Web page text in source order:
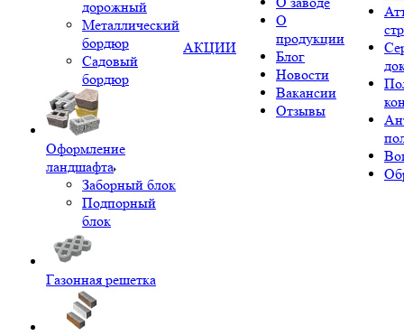
дорожный
Металлический
бордюр
Садовый
бордюр
Оформление
ландшафта
Заборный блок
Подпорный
блок
Газонная решетка
АКЦИИ
О
продукции
Блог
Новости
Вакансии
Отзывы